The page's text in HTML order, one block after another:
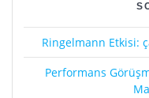
Ringelmann Etkisi:
Performans